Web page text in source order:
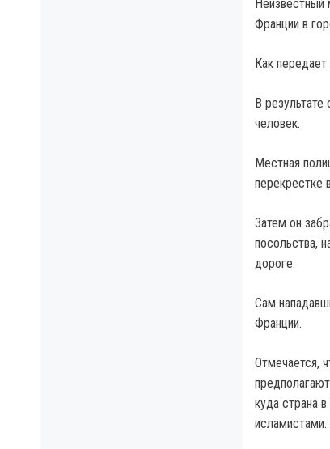
Неизвестный
Франции в
Как
В
человек.
Местная
перекрестке
Затем он
посольства,
дороге.
Сам
Франции.
Отмечается,
куда страна
исламистами.